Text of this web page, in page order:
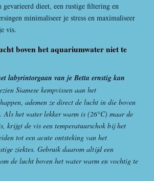
gevarieerd dieet, een rustige filtering en
minimaliseer je stress en maximaliseer
vis.
boven het aquariumwater niet te
labyrintorgaan van je Betta ernstig kan
Siamese kempvissen aan het
ademen ze direct de lucht in die boven
Als het water lekker warm is (26°C) maar de
krijgt de vis een temperatuurschok bij het
tot een acute ontsteking van het
ziektes. Gebruik daarom altijd een
om de lucht boven het water warm en vochtig te